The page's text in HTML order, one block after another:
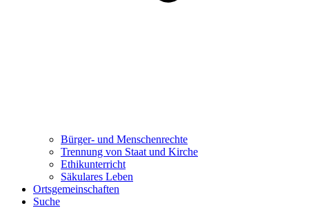
Bürger- und Menschenrechte
Trennung von Staat und Kirche
Ethikunterricht
Säkulares Leben
Ortsgemeinschaften
Suche